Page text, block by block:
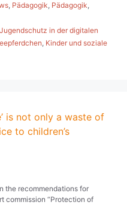
, Pädagogik, Pädagogik,
in der digitalen
, Kinder und soziale
is not only a waste of
to children’s
the recommendations for
commission “Protection of